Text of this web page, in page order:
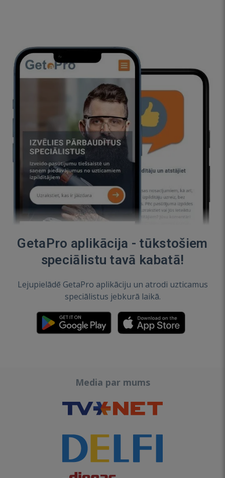
GetaPro aplikācija - tūkstošiem
speciālistu tavā kabatā!
Lejupielādē GetaPro aplikāciju un atrodi uzticamus
speciālistus jebkurā laikā.
Media par mums